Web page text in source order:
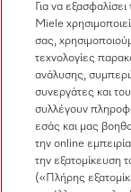
210 6794444
Ακολουθήστε
Για να
Miele
σας,
τεχνολογίες
ανάλυσης,
συνεργάτες και
συλλέγουν
εσάς και μας
την online
την εξατομίκευση
(«Πλήρης